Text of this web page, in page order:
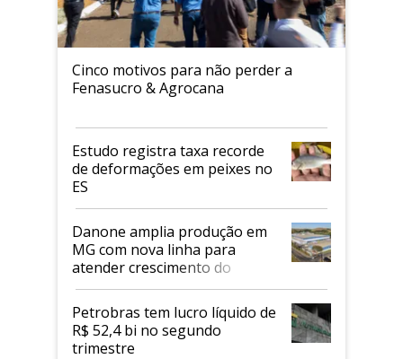
Cinco motivos para não perder a
Fenasucro & Agrocana
Estudo registra taxa recorde
de deformações em peixes no
ES
Danone amplia produção em
MG com nova linha para
atender crescimento do
mercado de alimentos
proteicos
Petrobras tem lucro líquido de
R$ 52,4 bi no segundo
trimestre